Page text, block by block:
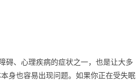
碍、心理疾病的症状之一，也是让大多
身也容易出现问题。如果你正在受失眠